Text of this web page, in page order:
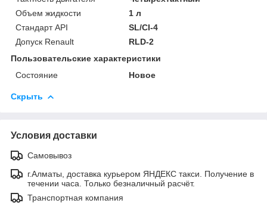
Объем жидкости
1 л
Стандарт API
SL/CI-4
Допуск Renault
RLD-2
Пользовательские характеристики
Состояние
Новое
Скрыть
Условия доставки
Самовывоз
г.Алматы, доставка курьером ЯНДЕКС такси. Получение в
течении часа. Только безналичный расчёт.
Транспортная компания